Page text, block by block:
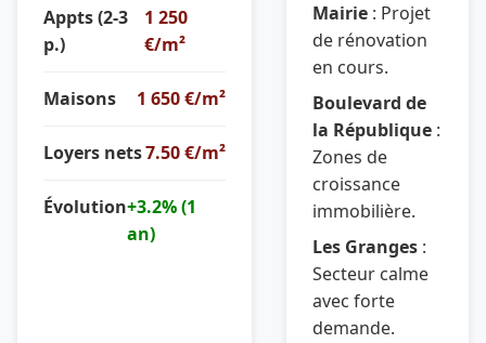
Appts (2-3
p.)
1 250
€/m²
Maisons 1 650 €/m²
Loyers nets7.50 €/m²
Évolution+3.2% (1
an)
Mairie : Projet
de rénovation
en cours.
Boulevard de
la République :
Zones de
croissance
immobilière.
Les Granges :
Secteur calme
avec forte
demande.